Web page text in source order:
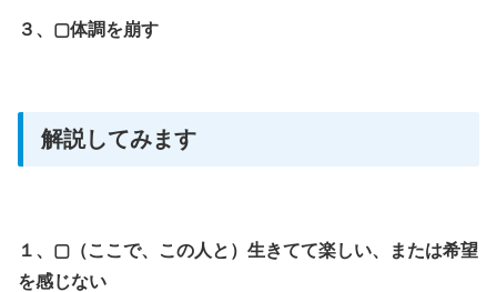
３、▢体調を崩す
解説してみます
１、▢（ここで、この人と）生きてて楽しい、または希望
を感じない